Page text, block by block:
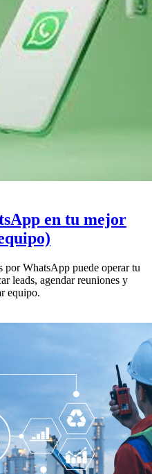
en tu mejor
por WhatsApp puede operar tu
leads, agendar reuniones y
equipo.